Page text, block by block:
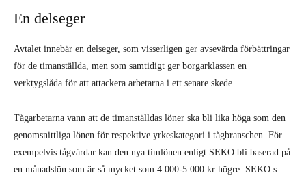
En delseger
Avtalet innebär en delseger, som visserligen ger avsevärda förbättringar
för de timanställda, men som samtidigt ger borgarklassen en
verktygslåda för att attackera arbetarna i ett senare skede.
Tågarbetarna vann att de timanställdas löner ska bli lika höga som den
genomsnittliga lönen för respektive yrkeskategori i tågbranschen. För
exempelvis tågvärdar kan den nya timlönen enligt SEKO bli baserad på
en månadslön som är så mycket som 4.000-5.000 kr högre. SEKO:s